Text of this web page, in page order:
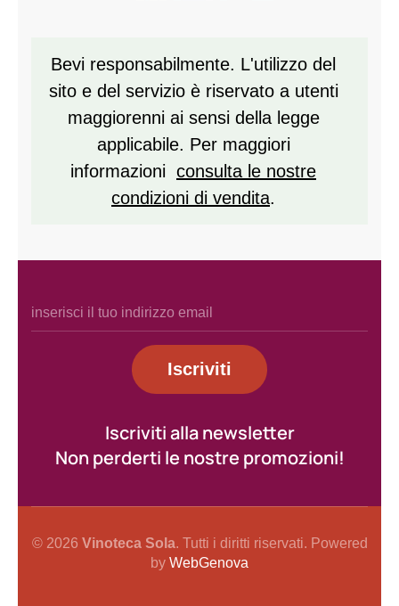
Bevi responsabilmente. L'utilizzo del
sito e del servizio è riservato a utenti
maggiorenni ai sensi della legge
applicabile. Per maggiori
informazioni consulta le nostre
condizioni di vendita.
Iscriviti
Iscriviti alla newsletter
Non perderti le nostre promozioni!
© 2026 Vinoteca Sola. Tutti i diritti riservati. Powered
by WebGenova